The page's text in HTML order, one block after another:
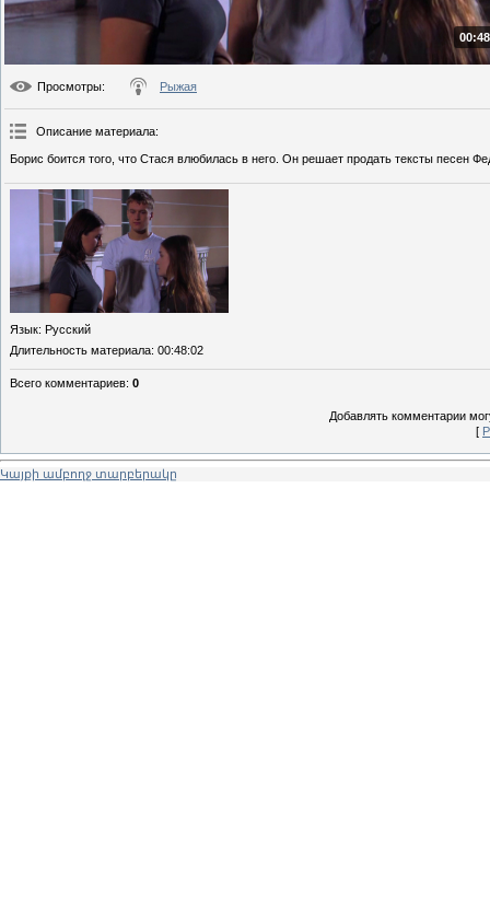
Просмотры: Рыжая
Описание материала:
Борис боится того, что Стася влюбилась в него. Он решает продать тексты песен
Язык: Русский
Длительность материала: 00:48:02
Всего комментариев: 0
Добавлять комментарии
[
Կայքի ամբողջ տարբերակը